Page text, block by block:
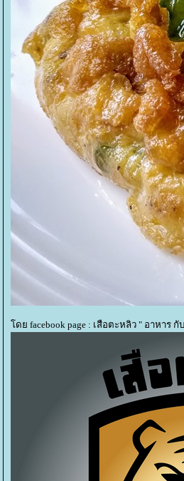
ดย facebook page : เสือตะหลิว " อาหาร กั